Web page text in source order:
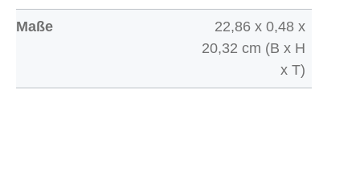
Maße
22,86 x 0,48 x
20,32 cm (B x H
x T)